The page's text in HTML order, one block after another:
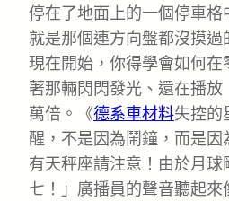
停在了地面上的一個停車
就是那個連方向盤都沒摸
現在開始，你得學會如何在
著那輛閃閃發光、還在播
萬倍。《德系車材料失控的
醒，不是因為鬧鐘，而是
有天秤座請注意！由於月
七！」廣播員的聲音聽起